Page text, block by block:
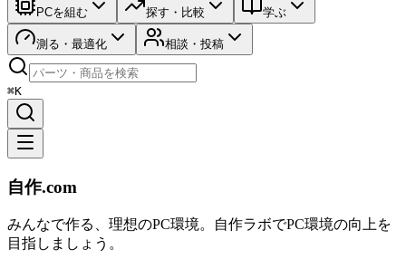
PCを組む 探す・比較 学ぶ
測る・最適化 相談・投稿
⌘K
自作.com
みんなで作る、理想のPC環境。 自作ラボでPC環境の向上を
目指しましょう。